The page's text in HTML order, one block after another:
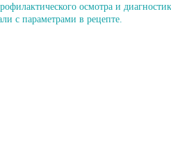
осмотра и
с параметрами в рецепте.